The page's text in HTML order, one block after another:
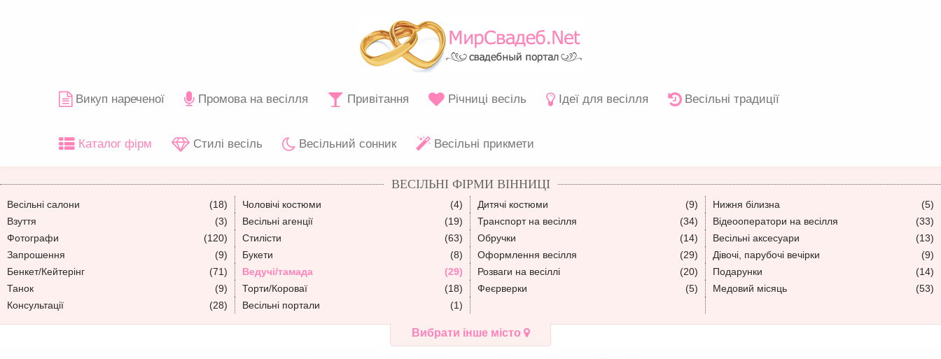
Викуп нареченої Промова на весілля Привітання Річниці весіль Ідеї для весілля Весільні традиції
Каталог фірм Стилі весіль Весільний сонник Весільні прикмети
ВЕСІЛЬНІ ФІРМИ ВІННИЦІ
Весільні салони (18) Чоловічі костюми (4) Дитячі костюми (9) Нижня білизна
(5)
Взуття
(3) Весільні агенції (19) Транспорт на весілля (34) Відеооператори на весілля
(33)
Фотографи
(120) Стилісти (63) Обручки (14) Весільні аксесуари
(13)
Запрошення
(9) Букети (8) Оформлення весілля (29) Дівочі, парубочі вечірки
(9)
Бенкет/Кейтерінг
(71) Ведучі/тамада (29) Розваги на весіллі (20) Подарунки
(14)
Танок
(9) Торти/Короваї (18) Феєрверки (5) Медовий місяць
(53)
Консультації
(28) Весільні портали (1)
Вибрати інше місто